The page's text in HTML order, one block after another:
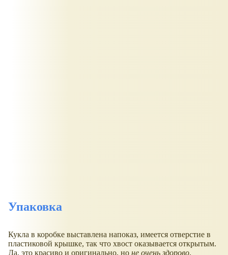
Упаковка
Кукла в коробке выставлена напоказ, имеется отверстие в
пластиковой крышке, так что хвост оказывается открытым.
Да, это красиво и оригинально, но не очень здорово.